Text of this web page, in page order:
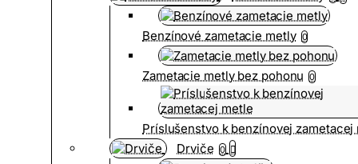
Benzínové zametacie metly 0
Zametacie metly bez pohonu 0
Príslušenstvo k benzínovej zametacej
Drviče 0